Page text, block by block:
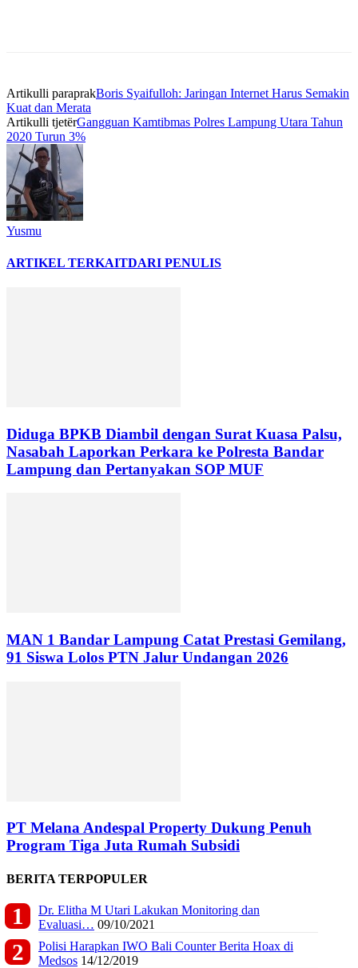
Artikulli paraprakBoris Syaifulloh: Jaringan Internet Harus Semakin
Kuat dan Merata
Artikulli tjetërGangguan Kamtibmas Polres Lampung Utara Tahun
2020 Turun 3%
Yusmu
ARTIKEL TERKAITDARI PENULIS
Diduga BPKB Diambil dengan Surat Kuasa Palsu,
Nasabah Laporkan Perkara ke Polresta Bandar
Lampung dan Pertanyakan SOP MUF
MAN 1 Bandar Lampung Catat Prestasi Gemilang,
91 Siswa Lolos PTN Jalur Undangan 2026
PT Melana Andespal Property Dukung Penuh
Program Tiga Juta Rumah Subsidi
BERITA TERPOPULER
Dr. Elitha M Utari Lakukan Monitoring dan
Evaluasi… 09/10/2021
Polisi Harapkan IWO Bali Counter Berita Hoax di
Medsos 14/12/2019